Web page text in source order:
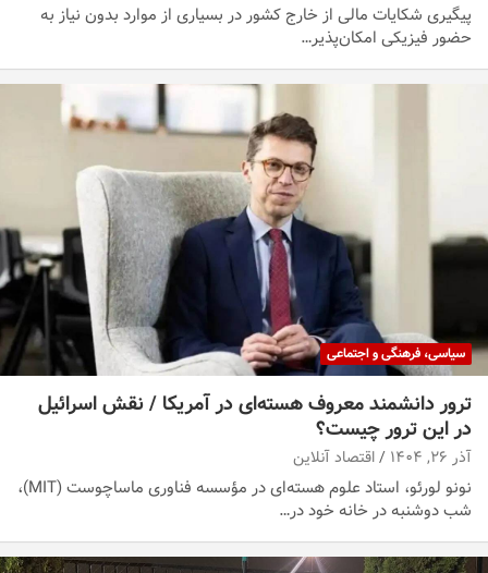
پیگیری شکایات مالی از خارج کشور در بسیاری از موارد بدون نیاز به
حضور فیزیکی امکان‌پذیر…
سیاسی، فرهنگی و اجتماعی
ترور دانشمند معروف هسته‌ای در آمریکا / نقش اسرائیل
در این ترور چیست؟
آذر ۲۶, ۱۴۰۴ اقتصاد آنلاین
نونو لورئو، استاد علوم هسته‌ای در مؤسسه فناوری ماساچوست (MIT)،
شب دوشنبه در خانه خود در…